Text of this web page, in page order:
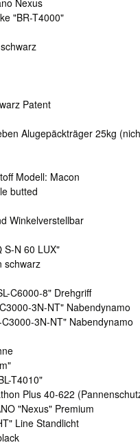
Nexus
"BR-T4000"
Patent
Alugepäckträger 25kg
Modell: Macon
butted
Winkelverstellbar
S-N 60 LUX"
schwarz
C6000-8" Drehgriff
3N-NT" Nabendynamo
3N-NT" Nabendynamo
T4010"
Plus 40-622
"Nexus" Premium
Line Standlicht